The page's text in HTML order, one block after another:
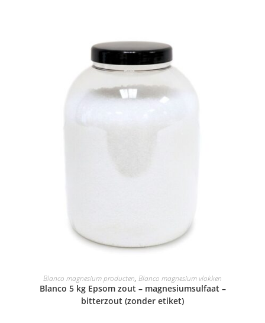
Blanco magnesium producten, Blanco magnesium vlokken
Blanco 5 kg Epsom zout – magnesiumsulfaat –
bitterzout (zonder etiket)